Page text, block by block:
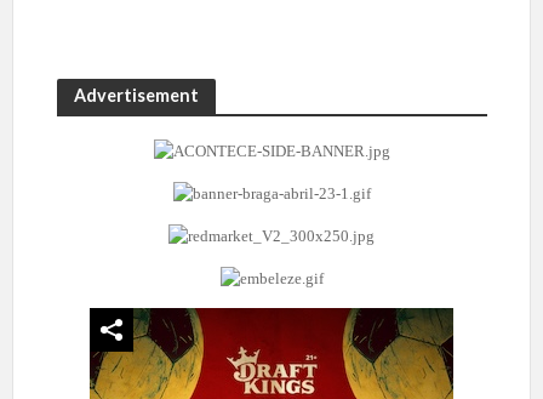
Advertisement